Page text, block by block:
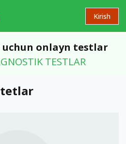
Kirish
onlayn testlar
TESTLAR